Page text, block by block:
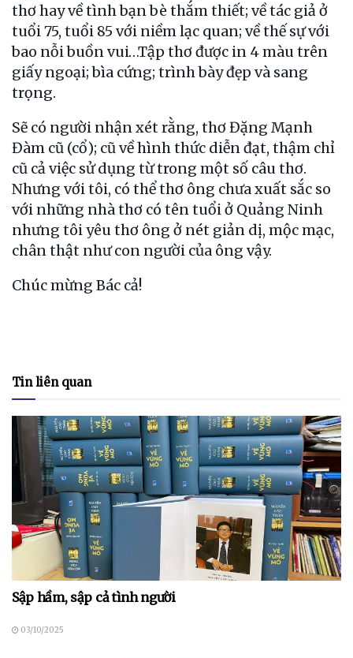
thơ hay về tình bạn bè thắm thiết; về tác giả ở
tuổi 75, tuổi 85 với niềm lạc quan; về thế sự với
bao nỗi buồn vui…Tập thơ được in 4 màu trên
giấy ngoại; bìa cứng; trình bày đẹp và sang
trọng.
Sẽ có người nhận xét rằng, thơ Đặng Mạnh
Đàm cũ (cổ); cũ về hình thức diễn đạt, thậm chỉ
cũ cả việc sử dụng từ trong một số câu thơ.
Nhưng với tôi, có thể thơ ông chưa xuất sắc so
với những nhà thơ có tên tuổi ở Quảng Ninh
nhưng tôi yêu thơ ông ở nét giản dị, mộc mạc,
chân thật như con người của ông vậy.
Chúc mừng Bác cả!
Tin liên quan
Sập hầm, sập cả tình người
03/10/2025